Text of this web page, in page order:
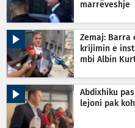
marrëveshje
Zemaj: Barra
krijimin e
mbi Albin
Abdixhiku
lejoni pak